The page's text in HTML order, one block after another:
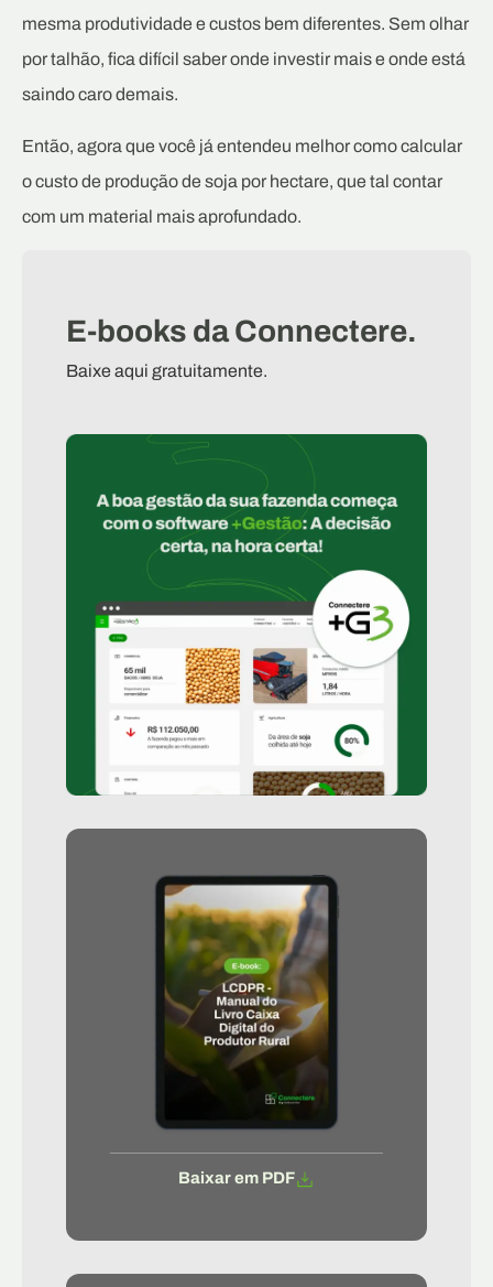
mesma produtividade e custos bem diferentes. Sem olhar
por talhão, fica difícil saber onde investir mais e onde está
saindo caro demais.
Então, agora que você já entendeu melhor como calcular
o custo de produção de soja por hectare, que tal contar
com um material mais aprofundado.
E-books da Connectere.
Baixe aqui gratuitamente.
Baixar em PDF